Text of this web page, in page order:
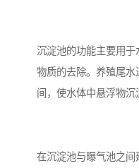
沉淀池的功能主要用
物质的去除。养殖尾
间，使水体中悬浮物沉
在沉淀池与曝气池之
汽车污水处理设备